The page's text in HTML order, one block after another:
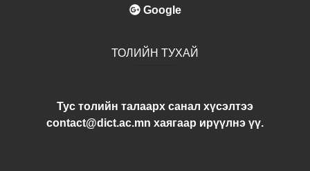
Google
ТОЛИЙН ТУХАЙ
Тус толийн талаарх санал хүсэлтээ
contact@dict.ac.mn хаягаар ирүүлнэ үү.